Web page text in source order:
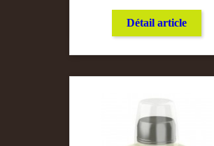
Détail article